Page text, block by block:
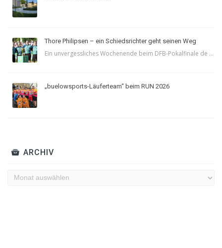
Thore Philipsen – ein Schiedsrichter geht seinen Weg
Ein unvergessliches Wochenende beim DFB-Pokalfinale de ...
„buelowsports-Läuferteam“ beim RUN 2026
ARCHIV
Archiv